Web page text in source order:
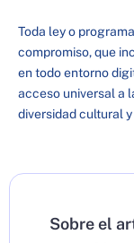
Toda ley o
compromiso, que
en todo entorno
acceso universal a
diversidad cultural
Sobre el